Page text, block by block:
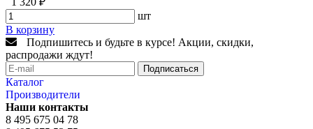
шт
В корзину
Подпишитесь и будьте в курсе! Акции, скидки,
распродажи ждут!
Подписаться
Каталог
Производители
Наши контакты
8 495 675 04 78